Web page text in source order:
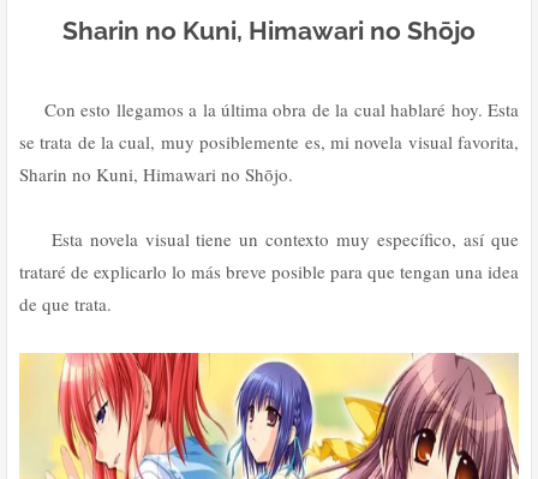
Sharin no Kuni, Himawari no Shōjo
Con esto llegamos a la última obra de la cual hablaré hoy. Esta
se trata de la cual, muy posiblemente es, mi novela visual favorita,
Sharin no Kuni, Himawari no Shōjo.
Esta novela visual tiene un contexto muy específico, así que
trataré de explicarlo lo más breve posible para que tengan una idea
de que trata.